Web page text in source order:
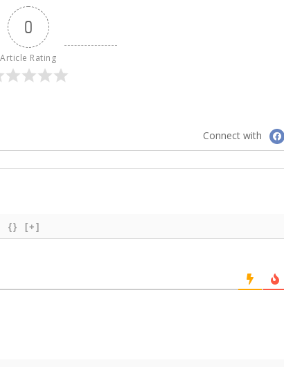
0
Article Rating
Connect with
{} [+]